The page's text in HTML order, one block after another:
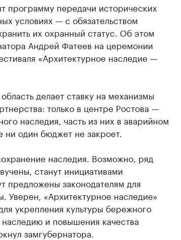
программу передачи исторических
условиях — с обязательством
их охранный статус. Об этом
Андрей Фатеев на церемонии
«Архитектурное наследие —
делает ставку на механизмы
только в центре Ростова —
наследия, часть из них в аварийном
ни один бюджет не закроет.
наследия. Возможно, ряд
станут инициативами
предложены законодателям для
Уверен, «Архитектурное наследие»
укрепления культуры бережного
и повышения качества
замгубернатора.